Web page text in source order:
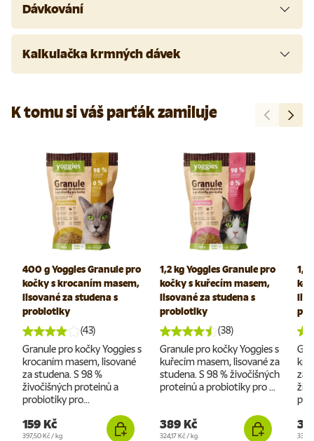
Dávkování
Kalkulačka krmných dávek
K tomu si váš parťák zamiluje Předchozí
Další
400 g Yoggies Granule pro
kočky s krocaním masem,
lisované za studena s
probiotiky
(43)
Granule pro kočky Yoggies s
krocaním masem, lisované
za studena. S 98 %
živočišných proteinů a
probiotiky pro...
159 Kč
Cena za jednotku
397,50 Kč /kg
1,2 kg Yoggies Granule pro
kočky s kuřecím masem,
lisované za studena s
probiotiky
(38)
Granule pro kočky Yoggies s
kuřecím masem, lisované za
studena. S 98 % živočišných
proteinů a probiotiky pro ...
389 Kč
Cena za jednotku
324,17 Kč /kg
1,2
za
Cena